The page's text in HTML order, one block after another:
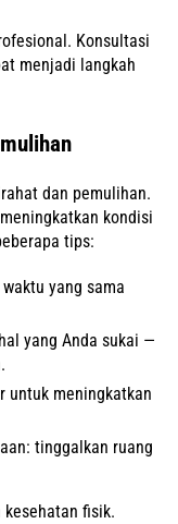
Konsultasi
menjadi langkah
dan pemulihan.
kondisi
tips:
yang sama
yang Anda sukai —
untuk meningkatkan
tinggalkan ruang
fisik.